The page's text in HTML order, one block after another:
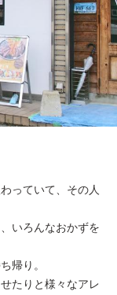
っていて、その人
いろんなおかずを
帰り。
たりと様々なアレ